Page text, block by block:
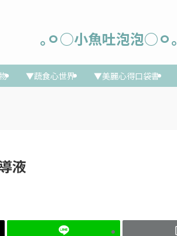
｡ㅇ○小魚吐泡泡○ㅇ｡
▼蔬食心世界 ▼美麗心得口袋書
液